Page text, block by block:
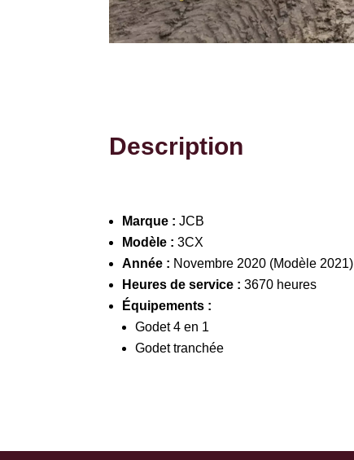
Description
Marque : JCB
Modèle : 3CX
Année : Novembre 2020 (Modèle 2021)
Heures de service : 3670 heures
Équipements :
Godet 4 en 1
Godet tranchée